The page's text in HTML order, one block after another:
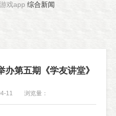
戏app 综合新闻
第五期《学友讲堂》
11 浏览量：